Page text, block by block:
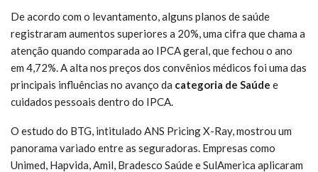
De acordo com o levantamento, alguns planos de saúde
registraram aumentos superiores a 20%, uma cifra que chama a
atenção quando comparada ao IPCA geral, que fechou o ano
em 4,72%. A alta nos preços dos convênios médicos foi uma das
principais influências no avanço da categoria de Saúde e
cuidados pessoais dentro do IPCA.
O estudo do BTG, intitulado ANS Pricing X-Ray, mostrou um
panorama variado entre as seguradoras. Empresas como
Unimed, Hapvida, Amil, Bradesco Saúde e SulAmerica aplicaram